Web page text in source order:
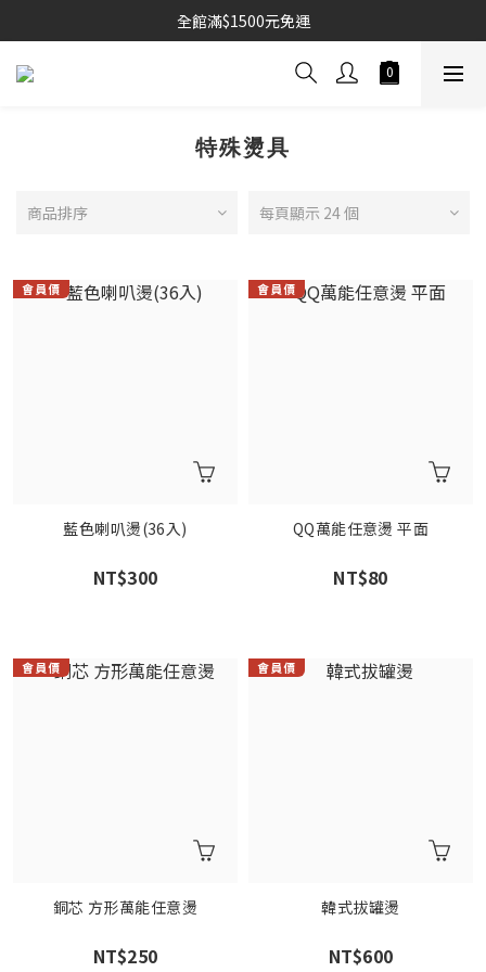
全館滿$1500元免運
特殊燙具
商品排序 每頁顯示 24 個
藍色喇叭燙(36入)
NT$300
QQ萬能任意燙 平面
NT$80
銅芯 方形萬能任意燙
NT$250
韓式拔罐燙
NT$600